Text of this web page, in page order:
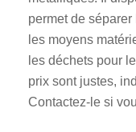
permet de
les moyens
les déchets pour
prix sont justes,
Contactez-le si